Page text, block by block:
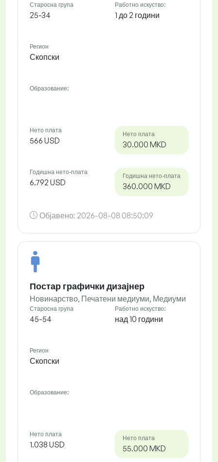
Старосна група
25-34
Работно искуство:
1 до 2 години
Регион
Скопски
Образование:
Нето плата
566 USD
Нето плата
30.000 MKD
Годишна нето-плата
6.792 USD
Годишна нето-плата
360.000 MKD
Објавено: 2026-08-08 08:50:09
Постар графички дизајнер
Новинарство, Печатени медиуми, Медиуми
Старосна група
45-54
Работно искуство:
над 10 години
Регион
Скопски
Образование:
Нето плата
1.038 USD
Нето плата
55.000 MKD